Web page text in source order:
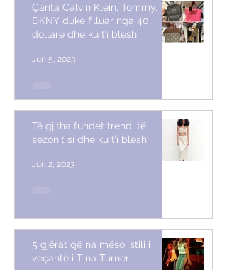
Çanta Calvin Klein, Tommy,
DKNY duke filluar nga 40
dollarë dhe ku t’i blesh
Jun 5, 2023
Të gjitha fundet trendi të
sezonit si dhe ku t’i blesh
Jun 2, 2023
5 gjërat që na mësoi stili i
veçantë i Tina Turner